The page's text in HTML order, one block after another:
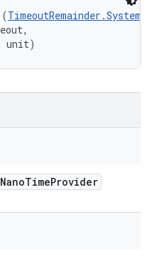
(
unit)
NanoTimeProvider